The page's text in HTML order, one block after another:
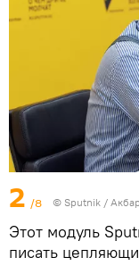
2 /8 © Sputnik /
Этот модуль
писать